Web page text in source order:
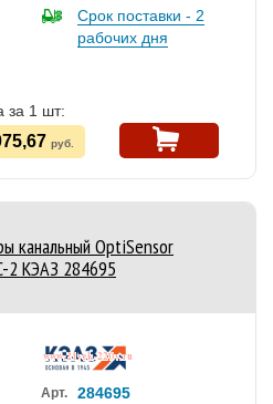
Срок поставки - 2
рабочих дня
за 1 шт:
руб.
канальный OptiSensor
2 КЭАЗ 284695
Арт. 284695